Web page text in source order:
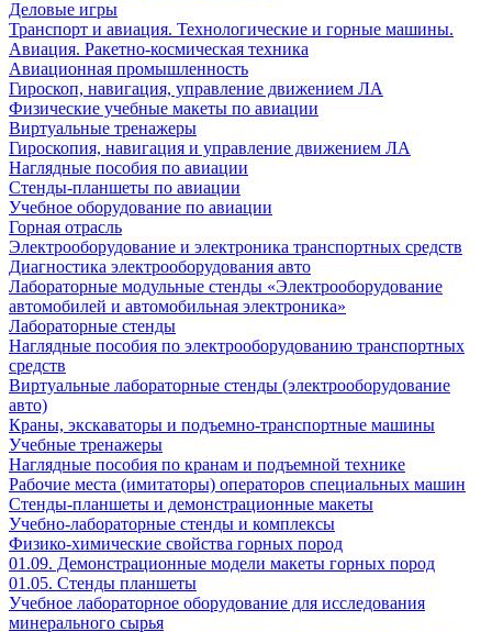
Деловые игры
Транспорт и авиация. Технологические и горные машины.
Авиация. Ракетно-космическая техника
Авиационная промышленность
Гироскоп, навигация, управление движением ЛА
Физические учебные макеты по авиации
Виртуальные тренажеры
Гироскопия, навигация и управление движением ЛА
Наглядные пособия по авиации
Стенды-планшеты по авиации
Учебное оборудование по авиации
Горная отрасль
Электрооборудование и электроника транспортных средств
Диагностика электрооборудования авто
Лабораторные модульные стенды «Электрооборудование
автомобилей и автомобильная электроника»
Лабораторные стенды
Наглядные пособия по электрооборудованию транспортных
средств
Виртуальные лабораторные стенды (электрооборудование
авто)
Краны, экскаваторы и подъемно-транспортные машины
Учебные тренажеры
Наглядные пособия по кранам и подъемной технике
Рабочие места (имитаторы) операторов специальных машин
Стенды-планшеты и демонстрационные макеты
Учебно-лабораторные стенды и комплексы
Физико-химические свойства горных пород
01.09. Демонстрационные модели макеты горных пород
01.05. Стенды планшеты
Учебное лабораторное оборудование для исследования
минерального сырья